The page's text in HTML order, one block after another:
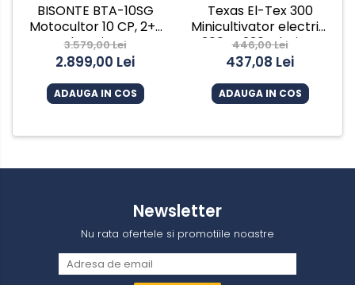
BISONTE BTA-10SG
Motocultor 10 CP, 2+1,
benzina
3.579,00 Lei
2.899,00 Lei
ADAUGA IN COS
Texas El-Tex 300
Minicultivator electric,
300W, 230V, latime
lucru 19cm, adancime
lucru 15cm
446,00 Lei
437,08 Lei
ADAUGA IN COS
Newsletter
Nu rata ofertele si promotiile noastre